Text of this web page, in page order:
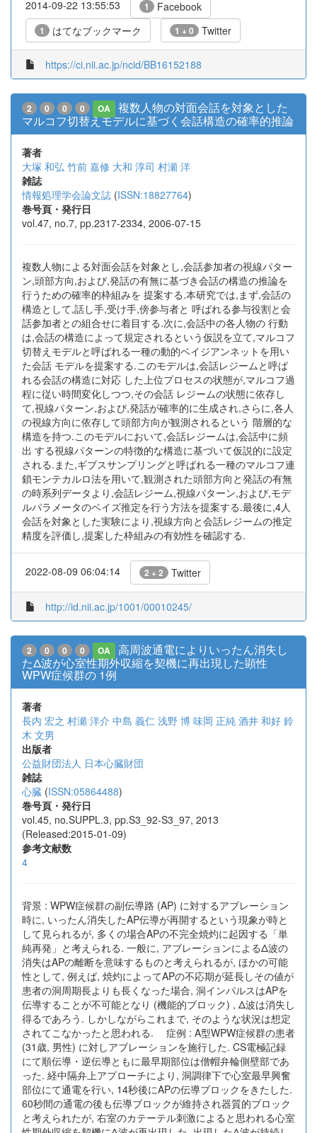
2014-09-22 13:55:53 1 Facebook
1 はてなブックマーク 1 + 0 Twitter
https://ci.nii.ac.jp/ncid/BB16152188
2 0 0 0 OA
複数人物の対面会話を対象とした
マルコフ切替えモデルに基づく会話構造の確率的推論
著者
大塚 和弘 竹前 嘉修 大和 淳司 村瀬 洋
雑誌
情報処理学会論文誌 (ISSN:18827764)
巻号頁・発行日
vol.47, no.7, pp.2317-2334, 2006-07-15
複数人物による対面会話を対象とし,会話参加者の視線パター
ン,頭部方向,および,発話の有無に基づき会話の構造の推論を
行うための確率的枠組みを 提案する.本研究では,まず,会話の
構造として,話し手,受け手,傍参与者と 呼ばれる参与役割と会
話参加者との組合せに着目する.次に,会話中の各人物の 行動
は,会話の構造によって規定されるという仮説を立て,マルコフ
切替えモデルと呼ばれる一種の動的ベイジアンネットを用い
た会話 モデルを提案する.このモデルは,会話レジームと呼ば
れる会話の構造に対応 した上位プロセスの状態が,マルコフ過
程に従い時間変化しつつ,その会話 レジームの状態に依存し
て,視線パターン,および,発話が確率的に生成され,さらに,各人
の視線方向に依存して頭部方向が観測されるという 階層的な
構造を持つ.このモデルにおいて,会話レジームは,会話中に頻
出 する視線パターンの特徴的な構造に基づいて仮説的に設定
される.また,ギブスサンプリングと呼ばれる一種のマルコフ連
鎖モンテカルロ法を用いて,観測された頭部方向と発話の有無
の時系列データより,会話レジーム,視線パターン,および,モデ
ルパラメータのベイズ推定を行う方法を提案する.最後に,4人
会話を対象とした実験により,視線方向と会話レジームの推定
精度を評価し,提案した枠組みの有効性を確認する.
2022-08-09 06:04:14 2 + 2 Twitter
http://id.nii.ac.jp/1001/00010245/
2 0 0 0 OA
高周波通電によりいったん消失し
たΔ波が心室性期外収縮を契機に再出現した顕性
WPW症候群の 1例
著者
長内 宏之 村瀬 洋介 中島 義仁 浅野 博 味岡 正純 酒井 和好 鈴
木 文男
出版者
公益財団法人 日本心臓財団
雑誌
心臓 (ISSN:05864488)
巻号頁・発行日
vol.45, no.SUPPL.3, pp.S3_92-S3_97, 2013
(Released:2015-01-09)
参考文献数
4
背景 : WPW症候群の副伝導路 (AP) に対するアブレーション
時に, いったん消失したAP伝導が再開するという現象が時と
して見られるが, 多くの場合APの不完全焼灼に起因する「単
純再発」と考えられる. 一般に, アブレーションによるΔ波の
消失はAPの離断を意味するものと考えられるが, ほかの可能
性として, 例えば, 焼灼によってAPの不応期が延長しその値が
患者の洞周期長よりも長くなった場合, 洞インパルスはAPを
伝導することが不可能となり (機能的ブロック) , Δ波は消失し
得るであろう. しかしながらこれまで, そのような状況は想定
されてこなかったと思われる. 症例 : A型WPW症候群の患者
(31歳, 男性) に対しアブレーションを施行した. CS電極記録
にて順伝導・逆伝導ともに最早期部位は僧帽弁輪側壁部であ
った. 経中隔弁上アプローチにより, 洞調律下で心室最早興奮
部位にて通電を行い, 14秒後にAPの伝導ブロックをきたした.
60秒間の通電の後も伝導ブロックが維持され器質的ブロック
と考えられたが, 右室のカテーテル刺激によると思われる心室